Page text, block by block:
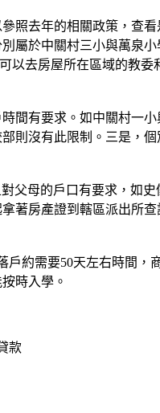
去年的相關政策，查看
屬於中關村三小與萬泉
以去房屋所在區域的教委
間有要求。如中關村一小
則沒有此限制。三是，
母的戶口有要求，如史
著房產證到轄區派出所
約需要50天左右時間，
時入學。
款